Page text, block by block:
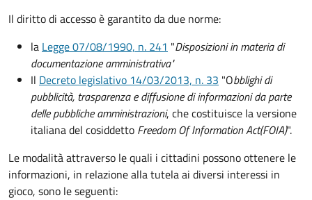
Il diritto di accesso è garantito da due norme:
la Legge 07/08/1990, n. 241 "Disposizioni in materia di
documentazione amministrativa"
Il Decreto legislativo 14/03/2013, n. 33 "Obblighi di
pubblicità, trasparenza e diffusione di informazioni da parte
delle pubbliche amministrazioni, che costituisce la versione
italiana del cosiddetto Freedom Of Information Act(FOIA)".
Le modalità attraverso le quali i cittadini possono ottenere le
informazioni, in relazione alla tutela ai diversi interessi in
gioco, sono le seguenti: